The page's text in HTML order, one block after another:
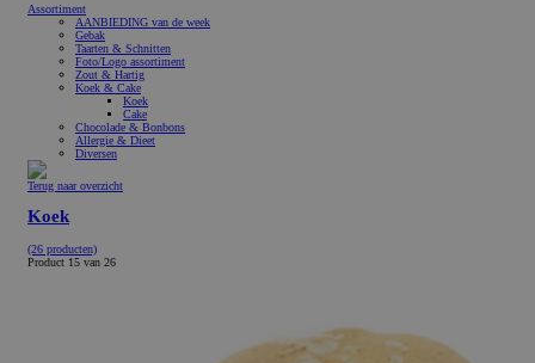
Assortiment
AANBIEDING van de week
Gebak
Taarten & Schnitten
Foto/Logo assortiment
Zout & Hartig
Koek & Cake
Koek
Cake
Chocolade & Bonbons
Allergie & Dieet
Diversen
Terug naar overzicht
Koek
(26 producten)
Product 15 van 26